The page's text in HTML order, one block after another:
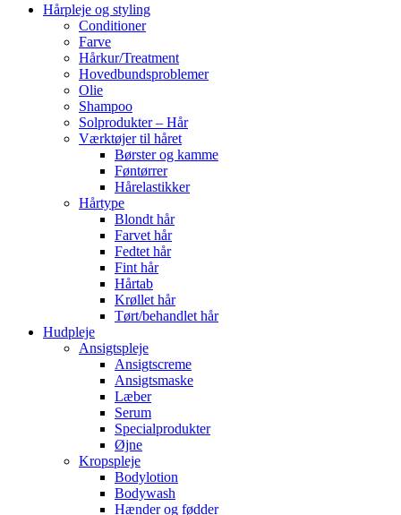
Hårpleje og styling
Conditioner
Farve
Hårkur/Treatment
Hovedbundsproblemer
Olie
Shampoo
Solprodukter – Hår
Værktøjer til håret
Børster og kamme
Føntørrer
Hårelastikker
Hårtype
Blondt hår
Farvet hår
Fedtet hår
Fint hår
Hårtab
Krøllet hår
Tørt/behandlet hår
Hudpleje
Ansigtspleje
Ansigtscreme
Ansigtsmaske
Læber
Serum
Specialprodukter
Øjne
Kropspleje
Bodylotion
Bodywash
Hænder og fødder